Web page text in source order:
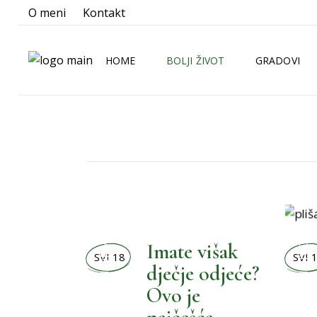
O meni Kontakt
HOME BOLJI ŽIVOT
BOLJI MALENI
BOLJI ORMAR
BOLJI PRAZNICI
GRADOVI
BOLJI ORMAR
SVI 18
Imate višak
dječje odjeće?
Ovo je
BOLJI ŽIVOT
SVI